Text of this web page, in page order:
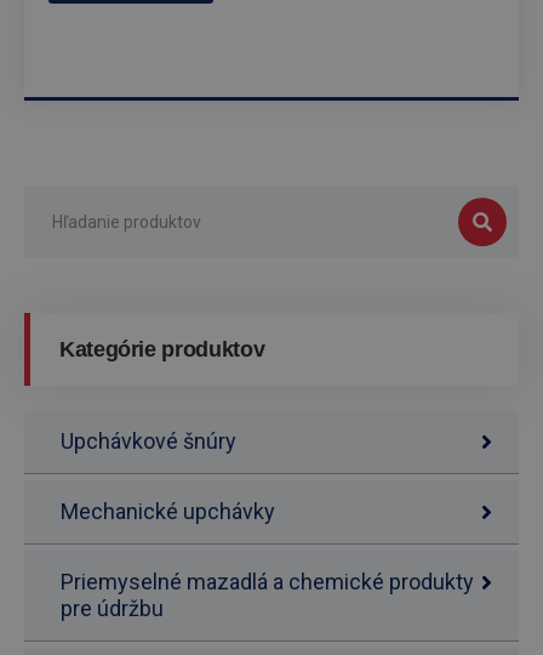
Kategórie produktov
Upchávkové šnúry
Mechanické upchávky
Priemyselné mazadlá a chemické produkty
pre údržbu